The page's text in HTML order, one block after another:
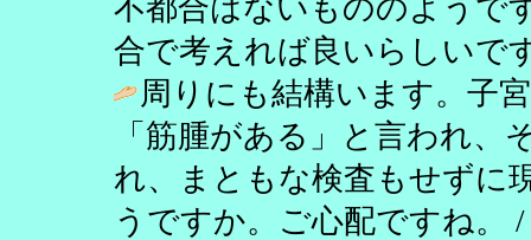
不都合はないもののようで
合で考えれば良いらしいで
周りにも結構います。子
「筋腫がある」と言われ、
れ、まともな検査もせずに
うですか。ご心配ですね。